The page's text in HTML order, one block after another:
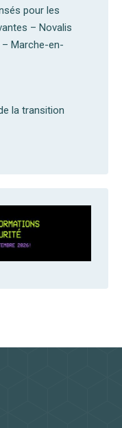
pour les
– Novalis
Marche-en-
la transition